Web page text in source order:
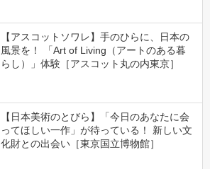
【アスコットソワレ】手のひらに、日本の
風景を！ 「Art of Living（アートのある暮
らし）」体験［アスコット丸の内東京］
【日本美術のとびら】「今日のあなたに会
ってほしい一作」が待っている！ 新しい文
化財との出会い［東京国立博物館］